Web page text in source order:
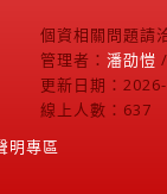
個資相關問題請
管理者： 潘劭愷
更新日期：
線上人數：637
明專區